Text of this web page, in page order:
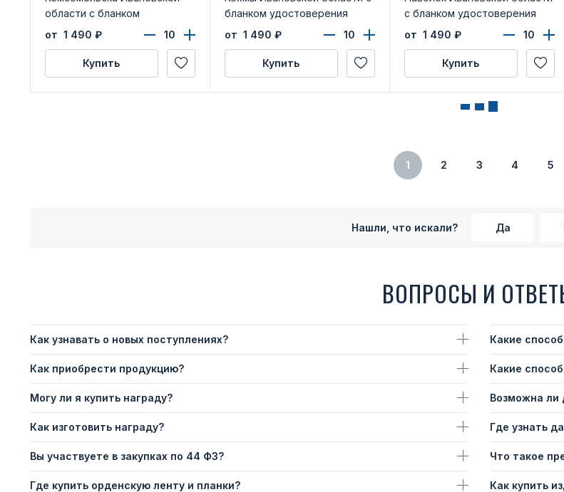
области с бланком
удостоверения
от 1 490 ₽
Купить
бланком удостоверения
от 1 490 ₽
Купить
с бланком удостоверения
от 1 490 ₽
Купить
1 2 3 4 5
Нашли, что искали? Да
ВОПРОСЫ И
Как узнавать о новых поступлениях?
Как приобрести продукцию?
Могу ли я купить награду?
Как изготовить награду?
Вы участвуете в закупках по 44 ФЗ?
Где купить орденскую ленту и планки?
Какие
Какие
Возможна ли
Где узнать
Что такое
Как купить